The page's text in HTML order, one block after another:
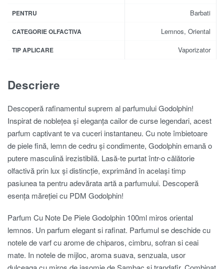
PENTRU Barbati
CATEGORIE OLFACTIVA Lemnos, Oriental
TIP APLICARE Vaporizator
Descriere
Descoperă rafinamentul suprem al parfumului Godolphin!
Inspirat de noblețea și eleganța cailor de curse legendari, acest
parfum captivant te va cuceri instantaneu. Cu note îmbietoare
de piele fină, lemn de cedru și condimente, Godolphin emană o
putere masculină irezistibilă. Lasă-te purtat într-o călătorie
olfactivă prin lux și distincție, exprimând în același timp
pasiunea ta pentru adevărata artă a parfumului. Descoperă
esența măreției cu PDM Godolphin!
Parfum Cu Note De Piele Godolphin 100ml miros oriental
lemnos. Un parfum elegant si rafinat. Parfumul se deschide cu
notele de varf cu arome de chiparos, cimbru, sofran si ceai
mate. In notele de mijloc, aroma suava, senzuala, usor